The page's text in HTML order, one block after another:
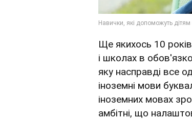
Ще якихось 10
і школах в
яку насправді все
іноземні мови
іноземних мовах
амбітні, що